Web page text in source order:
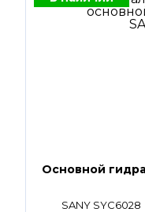
Основной
SANY SYC6028